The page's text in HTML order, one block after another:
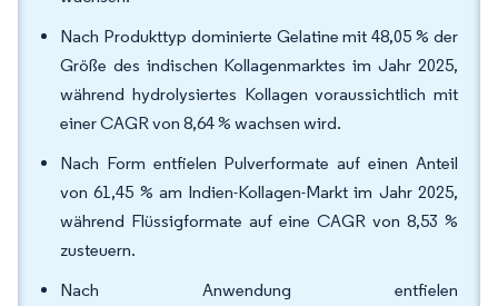
Nach Produkttyp dominierte Gelatine mit 48,05 % der
Größe des indischen Kollagenmarktes im Jahr 2025,
während hydrolysiertes Kollagen voraussichtlich mit
einer CAGR von 8,64 % wachsen wird.
Nach Form entfielen Pulverformate auf einen Anteil
von 61,45 % am Indien-Kollagen-Markt im Jahr 2025,
während Flüssigformate auf eine CAGR von 8,53 %
zusteuern.
Nach Anwendung entfielen